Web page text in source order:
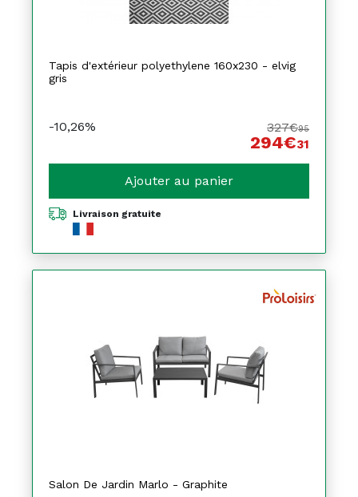
Tapis d'extérieur polyethylene 160x230 - elvig
gris
-10,26% 327€95
294€31
Ajouter au panier
Livraison gratuite
Salon De Jardin Marlo - Graphite